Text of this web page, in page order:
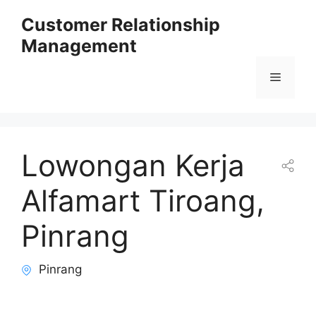
content
Customer Relationship
Management
Menu
Lowongan Kerja
Alfamart Tiroang,
Pinrang
Pinrang